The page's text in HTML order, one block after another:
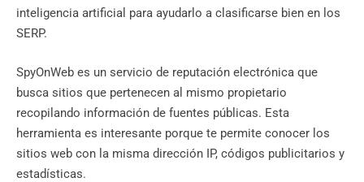
inteligencia artificial para ayudarlo a clasificarse bien en los
SERP.
SpyOnWeb es un servicio de reputación electrónica que
busca sitios que pertenecen al mismo propietario
recopilando información de fuentes públicas. Esta
herramienta es interesante porque te permite conocer los
sitios web con la misma dirección IP, códigos publicitarios y
estadísticas.